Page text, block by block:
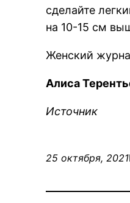
сделайте
на 10-15 см
Женский
Алиса
Источник
25 октября, 2021